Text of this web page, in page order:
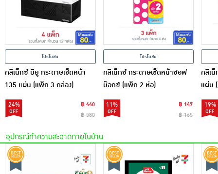
โปรโมชั่น
คลีเน็กซ์ บียู กระดาษเช็ดหน้า
135 แผ่น (แพ็ก 3 กล่อง)
24%
฿ 440
฿ 580
โปรโมชั่น
คลีเน็กซ์ กระดาษเช็ดหน้าซอฟ
บ๊อกซ์ (แพ็ก 2 ห่อ)
11%
฿ 147
฿ 165
คลีเ
แผ่น
19%
อุปกรณ์ทำความสะอาดภายในบ้าน